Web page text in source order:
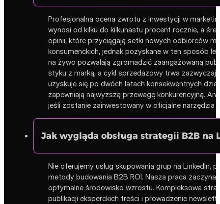
Profesjonalna ocena zwrotu z inwestycji w
wynosi od kilku do kilkunastu procent rocznie, a
opinii, które przyciągają setki nowych odbiorców
konsumenckich, jednak pozyskane w ten sposób
na żywo pozwalają zgromadzić zaangażowaną
styku z marką, a cykl sprzedażowy trwa
uzyskuje się po dwóch latach konsekwentnych
zapewniają najwyższą przewagę konkurencyjną.
jeśli zostanie zainwestowany w oficjalne
Jak wygląda obsługa strategii B2B na
Nie oferujemy usług skupowania grup na
metody budowania B2B ROI. Nasza praca
optymalne środowisko wzrostu. Kompleksowa
publikacji eksperckich treści i prowadzenie